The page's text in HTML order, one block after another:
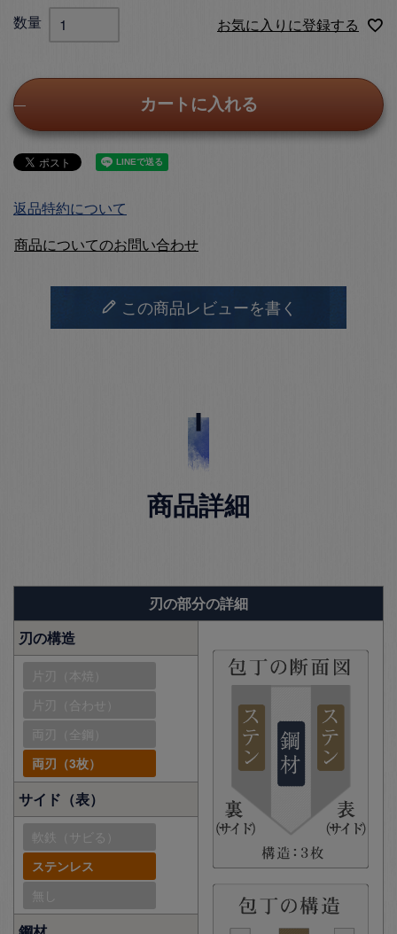
お気に入りに登録する
カートに入れる
返品特約について
商品についてのお問い合わせ
この商品レビューを書く
商品詳細
刃の部分の詳細
刃の構造
片刃（本焼）
片刃（合わせ）
両刃（全鋼）
両刃（3枚）
サイド（表）
軟鉄（サビる）
ステンレス
無し